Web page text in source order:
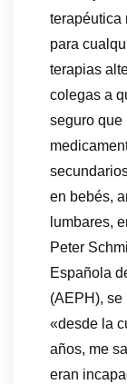
terapéutica
para
terapias
colegas a
seguro que
en bebés,
lumbares,
Peter
Española
(AEPH), se
«desde la
años, me
eran